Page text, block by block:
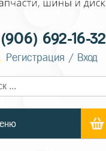
692-16-32
Регистрация / Вход